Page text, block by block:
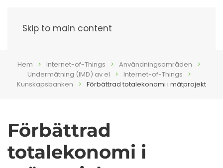
Skip to main content
Hem Internet-of-Things
Användningsområden
Undermätning (IMD) av el
Internet-of-Things
Kunskapsbanken
Förbättrad totalekonomi i mätprojekt
Förbättrad
totalekonomi i